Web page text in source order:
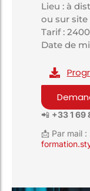
Lieu : à
ou sur site
Tarif :
Date de
📲 +33 1 69
📩 Par mail :